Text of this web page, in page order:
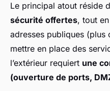
Le principal atout réside
sécurité offertes, tout
adresses publiques (plus
mettre en place des
l’extérieur requiert une
(ouverture de ports,